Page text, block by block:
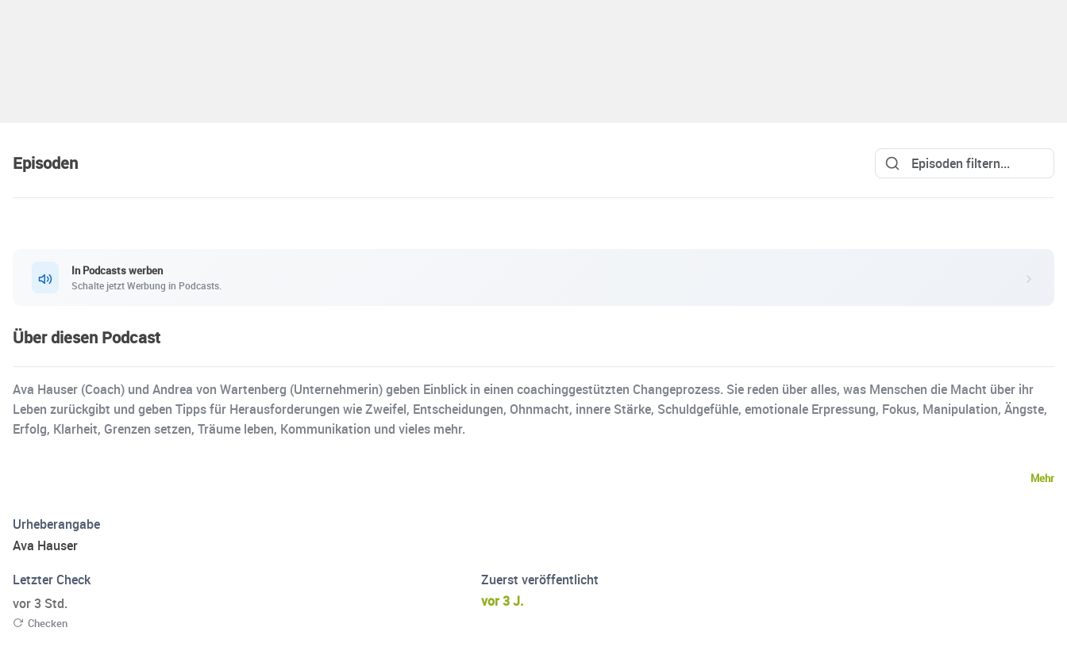
Episoden
In Podcasts werben
Schalte jetzt Werbung in Podcasts.
Über diesen Podcast
Ava Hauser (Coach) und Andrea von Wartenberg (Unternehmerin) geben Einblick in einen coachinggestützten Changeprozess. Sie reden über alles, was Menschen die Macht über ihr
Leben zurückgibt und geben Tipps für Herausforderungen wie Zweifel, Entscheidungen, Ohnmacht, innere Stärke, Schuldgefühle, emotionale Erpressung, Fokus, Manipulation, Ängste,
Erfolg, Klarheit, Grenzen setzen, Träume leben, Kommunikation und vieles mehr.
Mehr
Urheberangabe
Ava Hauser
Letzter Check
vor 3 Std.
Checken
Zuerst veröffentlicht
vor 3 J.